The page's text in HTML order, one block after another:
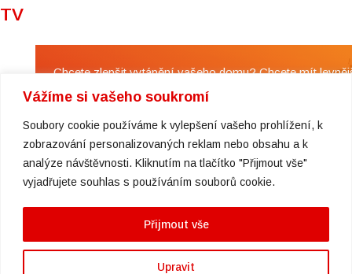
Vážíme si vašeho soukromí
Soubory cookie používáme k vylepšení vašeho prohlížení, k
zobrazování personalizovaných reklam nebo obsahu a k
analýze návštěvnosti. Kliknutím na tlačítko "Přijmout vše"
vyjadřujete souhlas s používáním souborů cookie.
Upravit
Přijmout vše
TV
Chcete zlepšit vytápění vašeho domu? Chcete mít
topení a teplou vodu?
Pak jste tu správně na stránkách naší firmy Chelys
s.r.o.
Nabízíme Vám řešení s tepelnými čerpadly ,
elektrárnami , solárními panely a technologiemi
odpadní teplo vedoucími k úsporám nákladů na vytápění
oproti současnému zdroji energie.